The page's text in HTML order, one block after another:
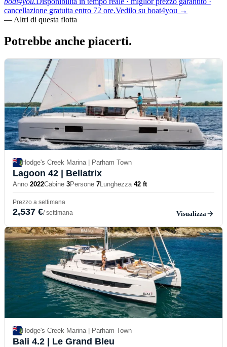
cancellazione gratuita entro 72 ore.Vedilo su boat4you →
— Altri di questa flotta
Potrebbe anche piacerti.
Hodge's Creek Marina | Parham Town
Lagoon 42 | Bellatrix
Anno 2022Cabine 3Persone 7Lunghezza 42 ft
Prezzo a settimana
2,537 €/ settimana Visualizza
Hodge's Creek Marina | Parham Town
Bali 4.2 | Le Grand Bleu